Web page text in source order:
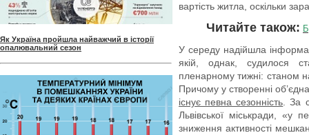
Як Україна пройшла найважчий в історії
опалювальний сезон
вартість житла, оскільки
Читайте також:
У середу надійшла
якій, однак, судилося
пленарному тижні: станом
Причому у створенні
існує певна сезонність . За
Львівської міськради, «у
зниження активності